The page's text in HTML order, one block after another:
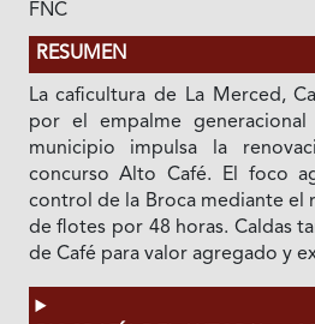
FNC
RESUMEN
La caficultura de La Merced,
por el empalme
municipio impulsa la
concurso Alto Café. El foco
control de la Broca mediante el
de flotes por 48 horas. Caldas
de Café para valor agregado y